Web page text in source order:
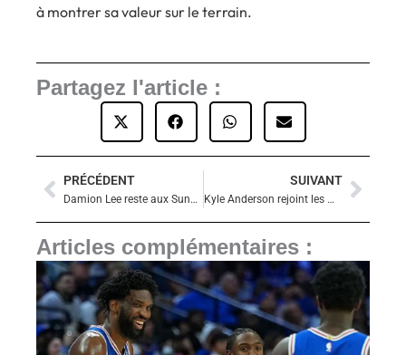
à montrer sa valeur sur le terrain.
Partagez l'article :
Précédent
PRÉCÉDENT
Damion Lee reste aux Suns : un renfort pas cher pour Phoenix
SUIVANT
Kyle Anderson rejoint les Warriors pour 3 ans et 27 millions de dollars
Articles complémentaires :